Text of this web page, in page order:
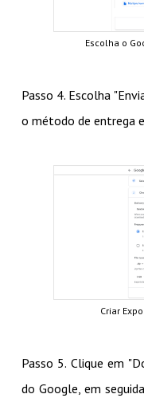
Escolha o
Passo 4. Escolha
o método de entrega
Criar
Passo 5. Clique em
do Google, em